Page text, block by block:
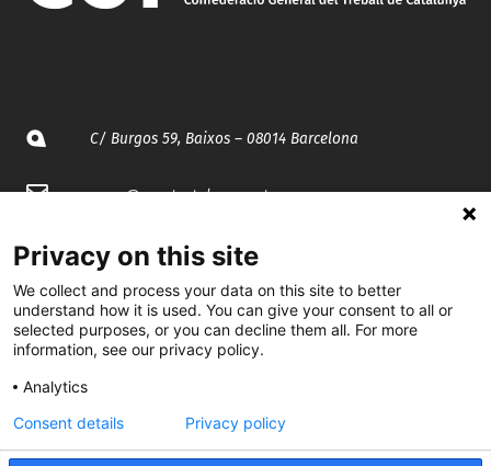
C/ Burgos 59, Baixos – 08014 Barcelona
spccc@spcgtcatalunya.cat
935 120 481
@CGTCatalunya
cgtcatalunya
CGTCatalunya
Privacy on this site
We collect and process your data on this site to better
understand how it is used. You can give your consent to all or
selected purposes, or you can decline them all. For more
information, see our privacy policy.
Analytics
Consent details
Privacy policy